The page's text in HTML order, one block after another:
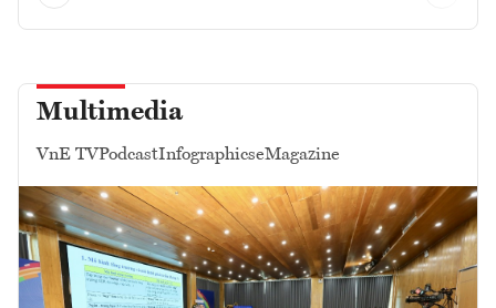
Multimedia
VnE TVPodcastInfographicseMagazine